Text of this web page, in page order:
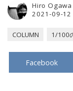
2021-09-12
Hiro Ogawa
COLUMN 1/100
Facebook